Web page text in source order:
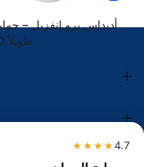
أديداس برو إنفزبل –
طويلاً 150 مل
4.7
★★★★